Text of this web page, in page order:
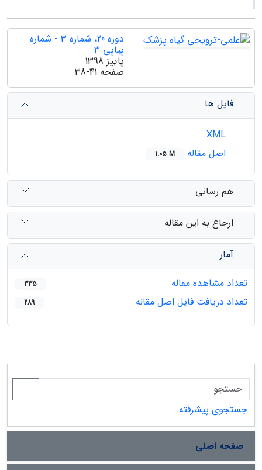
دوره 20، شماره 3 - شماره
پیاپی 3
پاییز 1398
صفحه 38-41
فایل ها
اصل مقاله
1.05 M
هم رسانی
ارجاع به این مقاله
آمار
تعداد مشاهده مقاله
335
تعداد دریافت فایل اصل مقاله 289
جستجوی پیشرفته
صفحه اصلی